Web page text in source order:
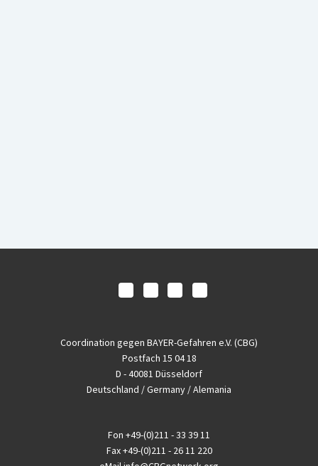
Coordination gegen BAYER-Gefahren e.V. (CBG)
Postfach 15 04 18
D - 40081 Düsseldorf
Deutschland / Germany / Alemania
Fon +49-(0)211 - 33 39 11
Fax+49-(0)211 - 26 11 220